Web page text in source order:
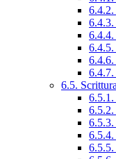
6.4.2.
6.4.6.
6.4.7.
6.5.
6.5.1.